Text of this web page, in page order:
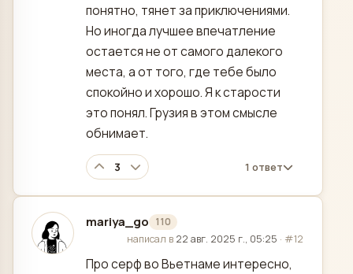
понятно, тянет за приключениями.
Но иногда лучшее впечатление
остается не от самого далекого
места, а от того, где тебе было
спокойно и хорошо. Я к старости
это понял. Грузия в этом смысле
обнимает.
3 1 ответ
mariya_go 110
отредактировано
написал в 22 авг. 2025 г., 05:25 · #12
Про серф во Вьетнаме интересно,